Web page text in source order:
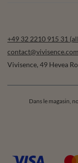
+49 32 2210 915 31
contact@vivisence.com
Vivisence, 49 Hevea
Dans le magasin,